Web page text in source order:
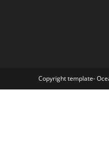
Copyright template-